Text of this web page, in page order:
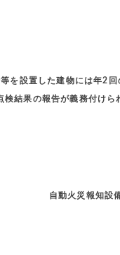
を設置した建物には年2
結果の報告が義務付けら
災報知設